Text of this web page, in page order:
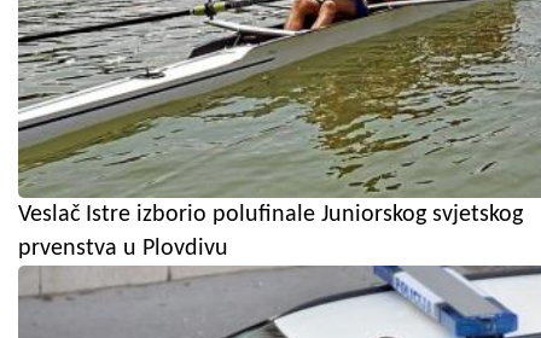
Veslač Istre izborio polufinale Juniorskog svjetskog
prvenstva u Plovdivu